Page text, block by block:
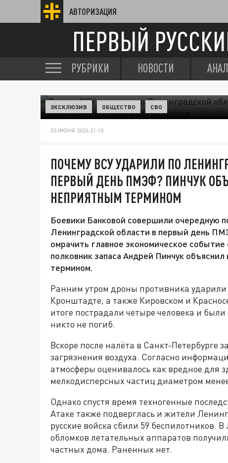
АВТОРИЗАЦИЯ
ПЕРВЫЙ
РУБРИКИ НОВОСТИ
ЭКСКЛЮЗИВ ОБЩЕСТВО СВО
03 ИЮНЯ 2026 21:10
ПОЧЕМУ ВСУ УДАРИЛИ ПО
ПЕРВЫЙ ДЕНЬ ПМЭФ? ПИНЧУК
НЕПРИЯТНЫМ ТЕРМИНОМ
Боевики Банковой совершили очередную
Ленинградской области в первый день
омрачить главное экономическое
полковник запаса Андрей Пинчук
термином.
Ранним утром дроны противника ударили
Кронштадте, а также Кировском и
итоге пострадали четыре человека и
никто не погиб.
Вскоре после налёта в Санкт-
загрязнения воздуха. Согласно
атмосферы оценивалось как вредное для
мелкодисперсных частиц диаметром
Однако спустя время техногенные
Атаке также подверглась и жители
русские войска сбили 59 беспилотников.
обломков летательных аппаратов
частных дома. Раненных нет.